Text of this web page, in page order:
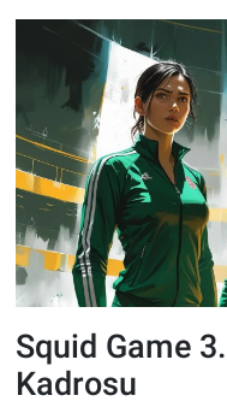
Squid Game
Kadrosu